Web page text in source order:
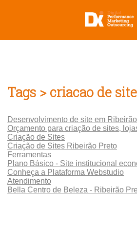
Tags > criacao de site
Desenvolvimento de site em
Orçamento para criação de sites,
Criação de Sites
Criação de Sites Ribeirão Preto
Ferramentas
Plano Básico - Site institucional
Conheça a Plataforma Webstudio
Atendimento
Bella Centro de Beleza - Ribeirão